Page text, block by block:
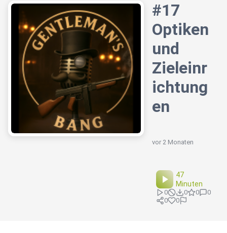
#17
Optiken
und
Zieleinr
ichtung
en
vor 2 Monaten
47
Minuten
0 0 0
0
0
0